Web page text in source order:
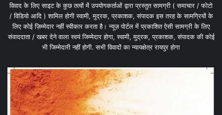
विवाद के लिए साइट के कुछ तत्वों में उपयोगकर्ताओं द्वारा प्रस्तुत सामग्री ( समाचार / फोटो
/ विडियो आदि ) शामिल होगी स्वामी, मुद्रक, प्रकाशक, संपादक इस तरह के सामग्रियों के
लिए कोई ज़िम्मेदार नहीं स्वीकार करता है। न्यूज़ पोर्टल में प्रकाशित ऐसी सामग्री के लिए
संवाददाता / खबर देने वाला स्वयं जिम्मेदार होगा, स्वामी, मुद्रक, प्रकाशक, संपादक की कोई
भी जिम्मेदारी नहीं होगी. सभी विवादों का न्यायक्षेत्र रायपुर होगा